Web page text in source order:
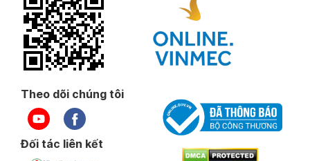
Theo dõi chúng tôi
Đối tác liên kết